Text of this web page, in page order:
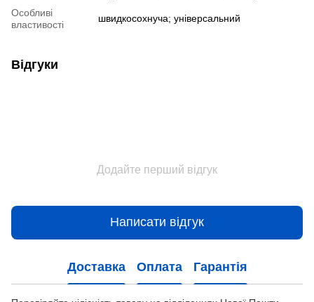
Особливі
властивості
швидкосохнуча; універсальний
Відгуки
Додайте перший відгук
Написати відгук
Доставка Оплата Гарантія